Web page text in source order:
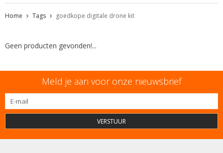
Home Tags goedkope digitale drone kit
Geen producten gevonden!...
Meld je aan voor onze nieuwsbrief
VERSTUUR